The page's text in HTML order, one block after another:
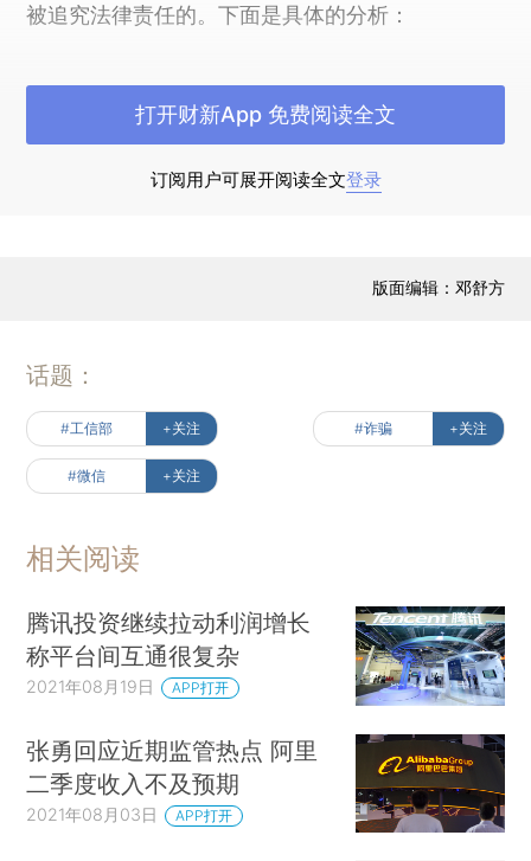
被追究法律责任的。下面是具体的分析：
原因一、生态管理的需要
微信是一个用户体验很好的即时通讯软件，背
范“）。比如为了合规，微信屏蔽了部分涉黄、涉政
户，微信屏蔽了部分诱导分享、下载、关注、违规
拼团，其他被屏蔽的链接内容还包括：H5游戏、欺
诈内容、仿冒公众号网站、违法经营、谣言、骚扰
类信息、低俗、违法获取使用用户数据和信息，侵
用、其他违反法律法规的内容等。
原因二、打击竞争对手需要。
腾讯的高明之处在于，在为了维持微信内生态
的正常屏蔽措施中加了私货，比如规范中的“与微信
或其服务平台相似功能服务类内容”就是打击竞争对
手用的，如果对于有威胁的竞争对手，规范中其他
条款，比如诱导分享这些帽子，也可以给竞争对手
订阅用户可展开阅读全文登录
打开财新App 免费阅读全文
版面编辑：邓舒方
话题：
#工信部 +关注 #诈骗 +关注
#微信 +关注
相关阅读
腾讯投资继续拉动利润增长
称平台间互通很复杂
2021年08月19日 APP打开
张勇回应近期监管热点 阿里
二季度收入不及预期
2021年08月03日 APP打开